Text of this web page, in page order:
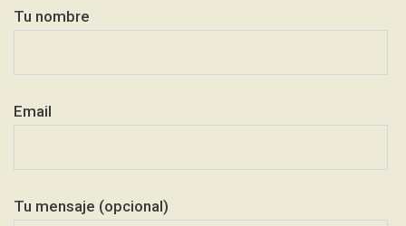
Tu nombre
Email
Tu mensaje (opcional)